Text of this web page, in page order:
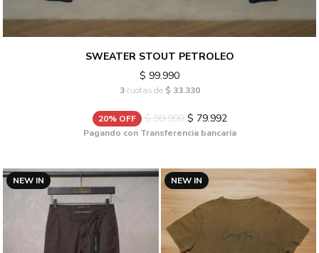
SWEATER STOUT PETROLEO
$ 99.990
3cuotas de $ 33.330
20% OFF $ 99.990$ 79.992
Pagando con Transferencia bancaria
NEW IN NEW IN